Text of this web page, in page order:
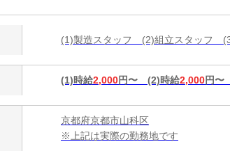
能◎働く場所も
(1)製造スタッフ (2)組立スタッフ
(1)時給2,000円〜 (2)時給2,000円〜
京都府京都市山科区
※上記は実際の勤務地です